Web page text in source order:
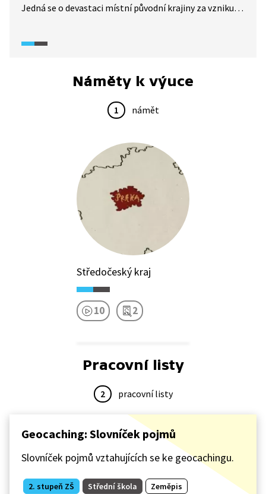
Jedná se o devastaci místní původní krajiny za vzniku
poskytuje ideální podmínky pro obnovení života
velkolomu provází geolog, spisovatel, filosof
a popularizátor vědy Václav Cílek.
Náměty k výuce
1 námět
Středočeský kraj
10 2
Pracovní listy
2 pracovní listy
Geocaching: Slovníček pojmů
Slovníček pojmů vztahujících se ke geocachingu.
2. stupeň ZŠ Střední škola Zeměpis